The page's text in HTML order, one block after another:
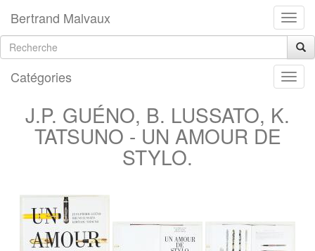
Bertrand Malvaux
Catégories
J.P. GUÉNO, B. LUSSATO, K.
TATSUNO - UN AMOUR DE
STYLO.